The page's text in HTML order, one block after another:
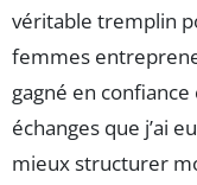
véritable tremplin
femmes
gagné en
échanges que j’ai
mieux structurer